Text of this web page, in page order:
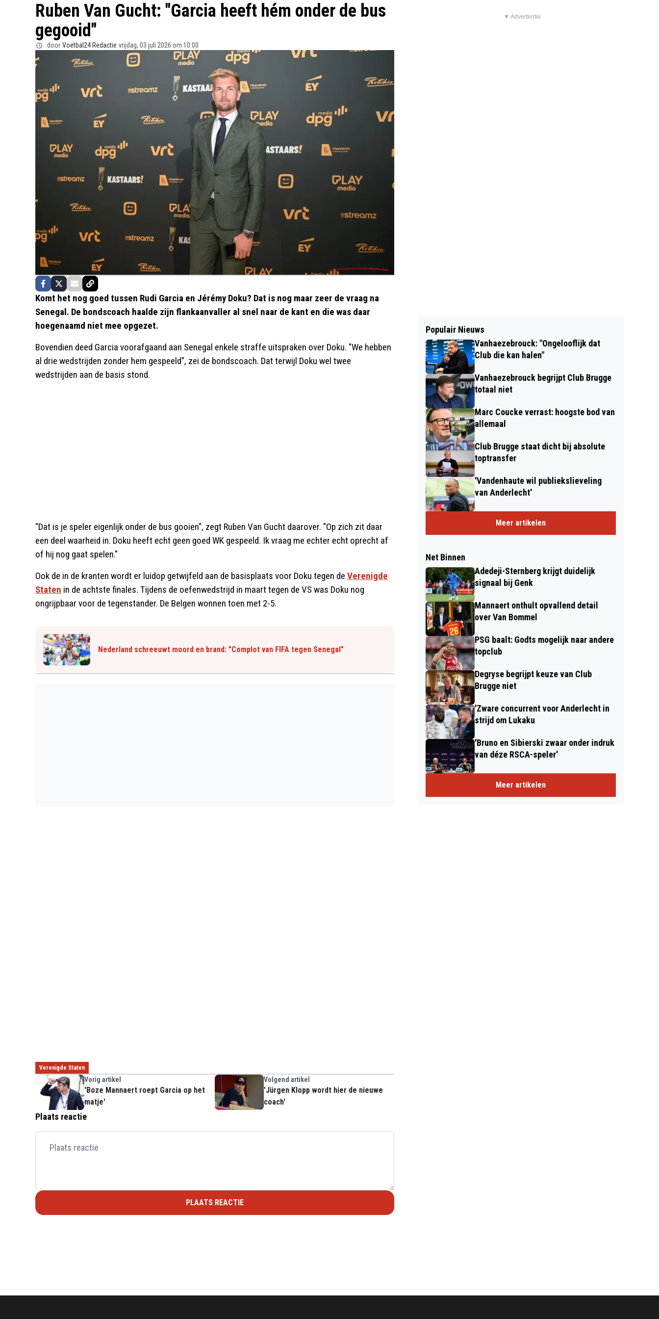
Ruben Van Gucht: "Garcia heeft hém onder de bus
gegooid"
door Voetbal24 Redactie vrijdag, 03 juli 2026 om 10:00
Komt het nog goed tussen Rudi Garcia en Jérémy Doku? Dat is nog maar zeer de vraag na
Senegal. De bondscoach haalde zijn flankaanvaller al snel naar de kant en die was daar
hoegenaamd niet mee opgezet.
Bovendien deed Garcia voorafgaand aan Senegal enkele straffe uitspraken over Doku. "We hebben
al drie wedstrijden zonder hem gespeeld", zei de bondscoach. Dat terwijl Doku wel twee
wedstrijden aan de basis stond.
"Dat is je speler eigenlijk onder de bus gooien", zegt Ruben Van Gucht daarover. "Op zich zit daar
een deel waarheid in. Doku heeft echt geen goed WK gespeeld. Ik vraag me echter echt oprecht af
of hij nog gaat spelen."
Ook de in de kranten wordt er luidop getwijfeld aan de basisplaats voor Doku tegen de Verenigde
Staten in de achtste finales. Tijdens de oefenwedstrijd in maart tegen de VS was Doku nog
ongrijpbaar voor de tegenstander. De Belgen wonnen toen met 2-5.
Nederland schreeuwt moord en brand: "Complot van FIFA tegen Senegal"
Verenigde Staten
Vorig artikel
'Boze Mannaert roept Garcia op het
matje'
Volgend artikel
'Jürgen Klopp wordt hier de nieuwe
coach'
Plaats reactie
PLAATS REACTIE
▼ Advertentie
Populair Nieuws
Vanhaezebrouck: "Ongelooflijk dat
Club die kan halen"
Vanhaezebrouck begrijpt Club Brugge
totaal niet
Marc Coucke verrast: hoogste bod van
allemaal
Club Brugge staat dicht bij absolute
toptransfer
'Vandenhaute wil publiekslieveling
van Anderlecht'
Meer artikelen
Net Binnen
Adedeji-Sternberg krijgt duidelijk
signaal bij Genk
Mannaert onthult opvallend detail
over Van Bommel
PSG baalt: Godts mogelijk naar andere
topclub
Degryse begrijpt keuze van Club
Brugge niet
'Zware concurrent voor Anderlecht in
strijd om Lukaku
'Bruno en Sibierski zwaar onder indruk
van déze RSCA-speler'
Meer artikelen